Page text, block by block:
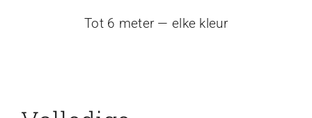
Tot 6 meter — elke kleur